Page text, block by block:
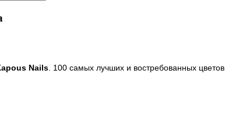
Nails. 100 самых лучших и востребованных